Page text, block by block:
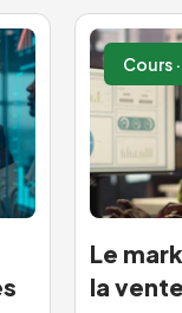
Cours
Le
la